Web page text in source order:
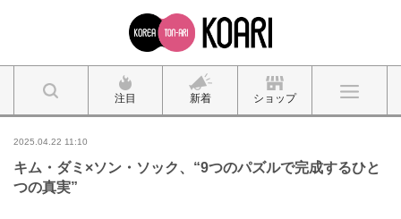
注目 新着 ショップ
2025.04.22 11:10
キム・ダミ×ソン・ソック、“9つのパズルで完成するひと
つの真実”